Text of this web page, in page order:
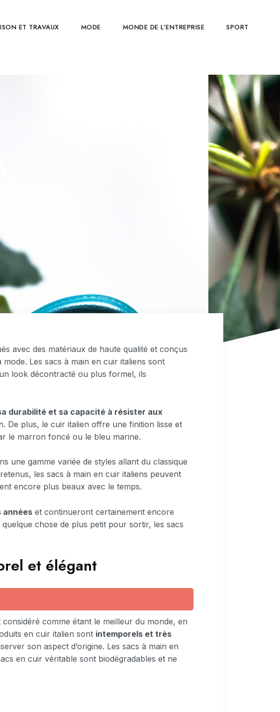
ET TRAVAUX MODE MONDE DE L’ENTREPRISE SPORT
avec des matériaux de haute qualité et conçus
Les sacs à main en cuir italiens sont
look décontracté ou plus formel, ils
durabilité et sa capacité à résister aux
De plus, le cuir italien offre une finition lisse et
le marron foncé ou le bleu marine.
une gamme variée de styles allant du classique
les sacs à main en cuir italiens peuvent
encore plus beaux avec le temps.
années et continueront certainement encore
chose de plus petit pour sortir, les sacs
et élégant
comme étant le meilleur du monde, en
en cuir italien sont intemporels et très
son aspect d’origine. Les sacs à main en
en cuir véritable sont biodégradables et ne